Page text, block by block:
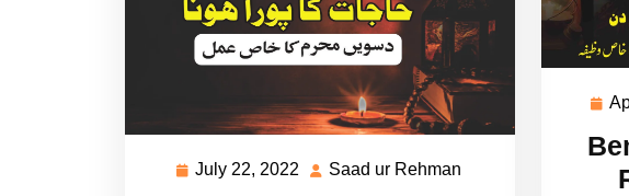
July 22, 2022
JulySaad ur Rehman